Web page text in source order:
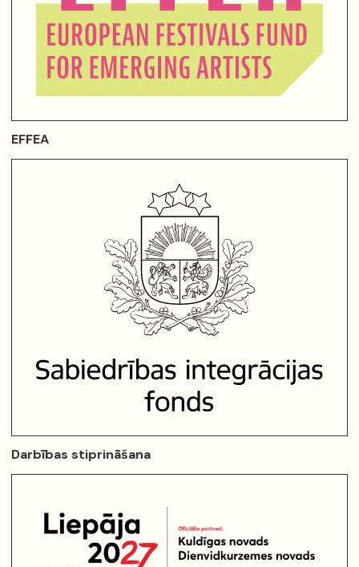
EFFEA
Darbības stiprināšana